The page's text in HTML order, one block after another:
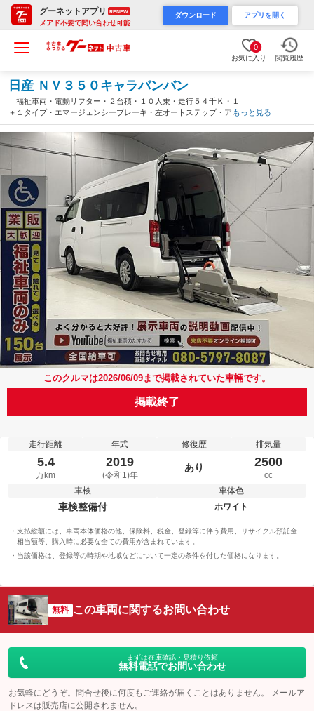
グーネットアプリ RENEW
メアド不要で問い合わせ可能
ダウンロード アプリを開く
0
お気に入り 閲覧履歴
日産 ＮＶ３５０キャラバンバン
福祉車両・電動リフター・２台積・１０人乗・走行５４千Ｋ・１
＋１タイプ・エマージェンシーブレーキ・左オートステップ・アシ
ストグリップ・左スライドドア・ラジオ・ＰＶガラス・電動車イス
固定装置２台・キーレス（福岡県）
もっと見る
このクルマは2026/06/09まで掲載されていた車輛です。
掲載終了
走行距離
5.4
万km
年式
2019
(令和1)年
修復歴
あり
排気量
2500
cc
車検
車検整備付
車体色
ホワイト
支払総額には、車両本体価格の他、保険料、税金、登録等に伴う費用、リサイクル預託金
相当額等、購入時に必要な全ての費用が含まれています。
当該価格は、登録等の時期や地域などについて一定の条件を付した価格になります。
無料 この車両に関するお問い合わせ
まずは在庫確認・見積り依頼
無料電話でお問い合わせ
お気軽にどうぞ。問合せ後に何度もご連絡が届くことはありません。 メールア
ドレスは販売店に公開されません。